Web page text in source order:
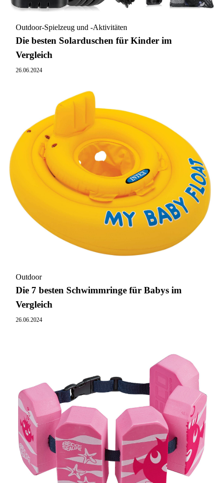
Outdoor-Spielzeug und -Aktivitäten
Die besten Solarduschen für Kinder im
Vergleich
26.06.2024
Outdoor
Die 7 besten Schwimmringe für Babys im
Vergleich
26.06.2024